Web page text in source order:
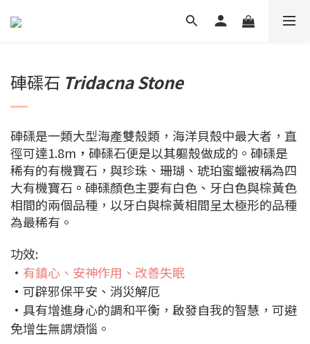
硨磲石 Tridacna Stone
硨磲是一類大型海產雙殼類，海洋貝殼中最大者，直
徑可達1.8m ， 硨磲石便是以其軀殼做成的。硨磲是
稀有的有機寶石，與珍珠、珊瑚、琥珀蜜蠟被稱為四
大有機寶石 。 硨磲顏色主要有白色、牙白色與棕黃色
相間的兩個品種，以牙白與棕黃相間呈太極形的品種
為最稀有。
功效:
• 有鎮心、安神作用、改善失眠
• 可辟邪保平安、消災解厄
•具有增進身心的調和平衡，啟發自我的智慧，可避
免增生無謂煩惱。